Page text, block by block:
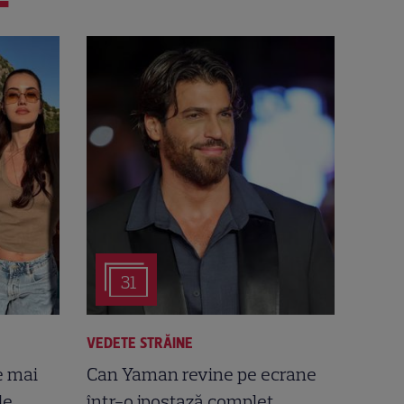
mai
31
VEDETE STRĂINE
Can Yaman revine pe ecrane